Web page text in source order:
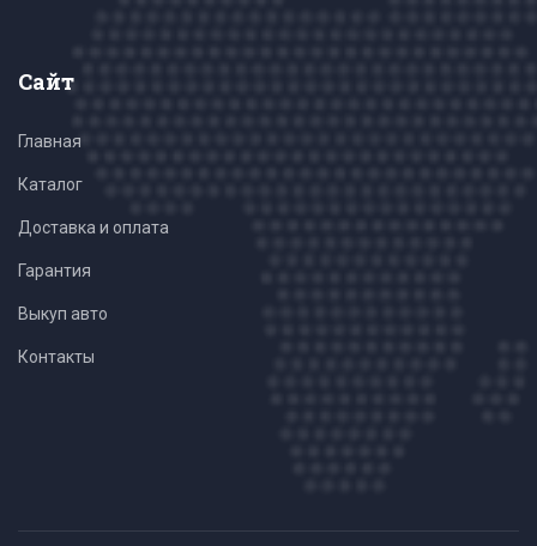
Сайт
Главная
Каталог
Доставка и оплата
Гарантия
Выкуп авто
Контакты